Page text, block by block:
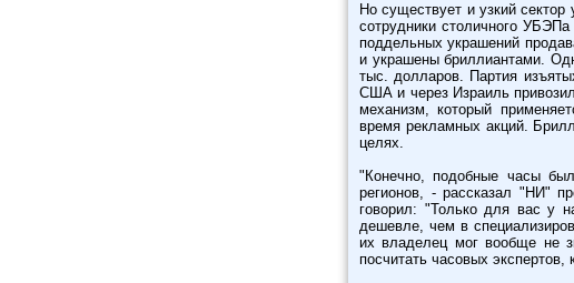
Но существует и узкий
сотрудники столичного
поддельных украшений
и украшены бриллиантами.
тыс. долларов. Партия
США и через Израиль
механизм, который
время рекламных акций.
целях.
"Конечно, подобные часы
регионов, - рассказал "НИ"
говорил: "Только для вас у
дешевле, чем в
их владелец мог вообще не
посчитать часовых